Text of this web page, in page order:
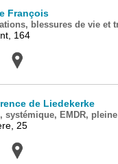
François
blessures de vie et
164
de Liedekerke
systémique, EMDR,
25